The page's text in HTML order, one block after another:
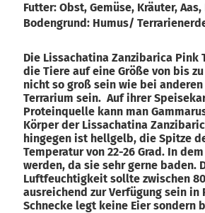
Futter: Obst, Gemüse, Kräuter,
Bodengrund: Humus/
Die Lissachatina Zanzibarica Pink
die Tiere auf eine Größe von bis
nicht so groß sein wie bei
Terrarium sein. Auf ihrer
Proteinquelle kann man
Körper der Lissachatina
hingegen ist hellgelb, die Spitze
Temperatur von 22-26 Grad. In
werden, da sie sehr gerne baden.
Luftfeuchtigkeit sollte zwischen
ausreichend zur Verfügung sein in
Schnecke legt keine Eier sondern